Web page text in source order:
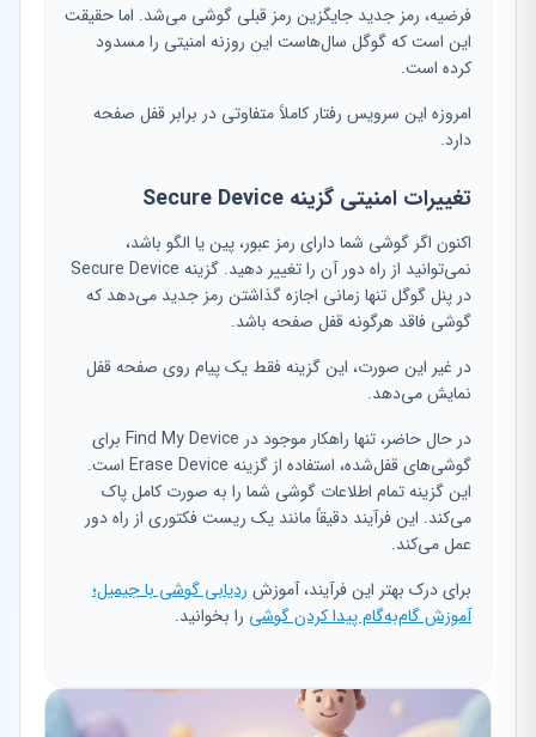
فرضیه، رمز جدید جایگزین رمز قبلی گوشی می‌شد. اما حقیقت
این است که گوگل سال‌هاست این روزنه امنیتی را مسدود
کرده است.
امروزه این سرویس رفتار کاملاً متفاوتی در برابر قفل صفحه
دارد.
تغییرات امنیتی گزینه Secure Device
اکنون اگر گوشی شما دارای رمز عبور، پین یا الگو باشد،
نمی‌توانید از راه دور آن را تغییر دهید. گزینه Secure Device
در پنل گوگل تنها زمانی اجازه گذاشتن رمز جدید می‌دهد که
گوشی فاقد هرگونه قفل صفحه باشد.
در غیر این صورت، این گزینه فقط یک پیام روی صفحه قفل
نمایش می‌دهد.
در حال حاضر، تنها راهکار موجود در Find My Device برای
گوشی‌های قفل‌شده، استفاده از گزینه Erase Device است.
این گزینه تمام اطلاعات گوشی شما را به صورت کامل پاک
می‌کند. این فرآیند دقیقاً مانند یک ریست فکتوری از راه دور
عمل می‌کند.
برای درک بهتر این فرآیند، آموزش ردیابی گوشی با جیمیل؛
آموزش گام‌به‌گام پیدا کردن گوشی را بخوانید.